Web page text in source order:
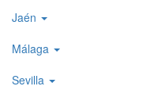
Jaén
Málaga
Sevilla